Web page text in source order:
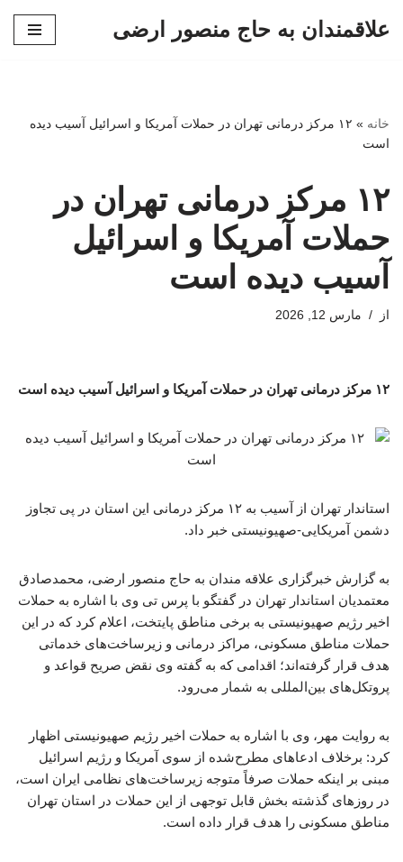
علاقمندان به حاج منصور ارضی
خانه »
۱۲ مرکز درمانی تهران در حملات آمریکا و اسرائیل آسیب دیده
است
۱۲ مرکز درمانی تهران در
حملات آمریکا و اسرائیل
آسیب دیده است
از مارس 12, 2026
۱۲ مرکز درمانی تهران در حملات آمریکا و اسرائیل آسیب دیده است
استاندار تهران از آسیب به ۱۲ مرکز درمانی این استان در پی تجاوز
دشمن آمریکایی-صهیونیستی خبر داد.
به گزارش خبرگزاری علاقه مندان به حاج منصور ارضی، محمدصادق
معتمدیان استاندار تهران در گفتگو با پرس تی وی با اشاره به حملات
اخیر رژیم صهیونیستی به برخی مناطق پایتخت، اعلام کرد که در این
حملات مناطق مسکونی، مراکز درمانی و زیرساخت‌های خدماتی
هدف قرار گرفته‌اند؛ اقدامی که به گفته وی نقض صریح قواعد و
پروتکل‌های بین‌المللی به شمار می‌رود.
به روایت مهر، وی با اشاره به حملات اخیر رژیم صهیونیستی اظهار
کرد: برخلاف ادعاهای مطرح‌شده از سوی آمریکا و رژیم اسرائیل
مبنی بر اینکه حملات صرفاً متوجه زیرساخت‌های نظامی ایران است،
در روزهای گذشته بخش قابل توجهی از این حملات در استان تهران
مناطق مسکونی را هدف قرار داده است.